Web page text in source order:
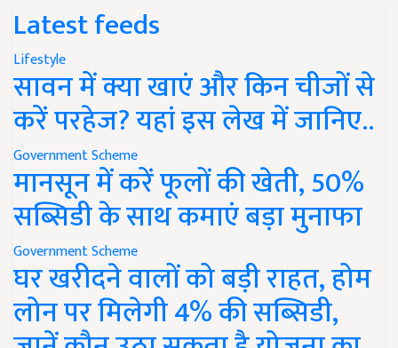
Latest feeds
Lifestyle
सावन में क्या खाएं और किन चीजों से
करें परहेज? यहां इस लेख में जानिए..
Government Scheme
मानसून में करें फूलों की खेती, 50%
सब्सिडी के साथ कमाएं बड़ा मुनाफा
Government Scheme
घर खरीदने वालों को बड़ी राहत, होम
लोन पर मिलेगी 4% की सब्सिडी,